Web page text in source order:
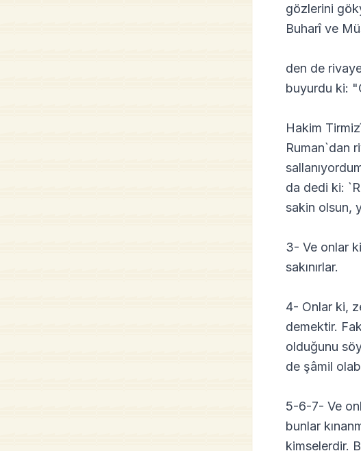
gözlerini
Buharî ve
den de
buyurdu ki:
Hakim
Ruman`dan
da dedi ki:
sakin olsun,
3- Ve onlar
sakınırlar.
4- Onlar ki,
demektir.
olduğunu
de şâmil
5-6-7- Ve
bunlar
kimselerdir.